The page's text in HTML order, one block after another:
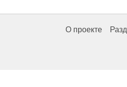
О проекте